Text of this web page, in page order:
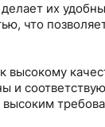
их
что